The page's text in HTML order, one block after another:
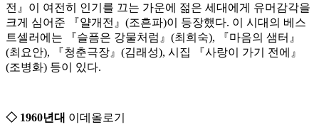
전』이 여전히 인기를 끄는 가운에 젊은 세대에게 유머감각을
크게 심어준 『얄개전』(조흔파)이 등장했다. 이 시대의 베스
트셀러에는 『슬픔은 강물처럼』(최희숙), 『마음의 샘터』
(최요안), 『청춘극장』(김래성), 시집 『사랑이 가기 전에』
(조병화) 등이 있다.
◇ 1960년대 이데올로기